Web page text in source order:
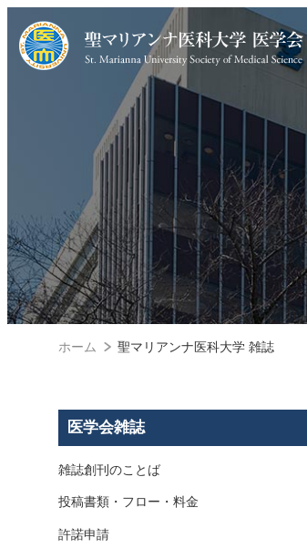
ホーム 聖マリアンナ医科大学 雑誌
医学会雑誌
雑誌創刊のことば
投稿書類・フロー・料金
許諾申請